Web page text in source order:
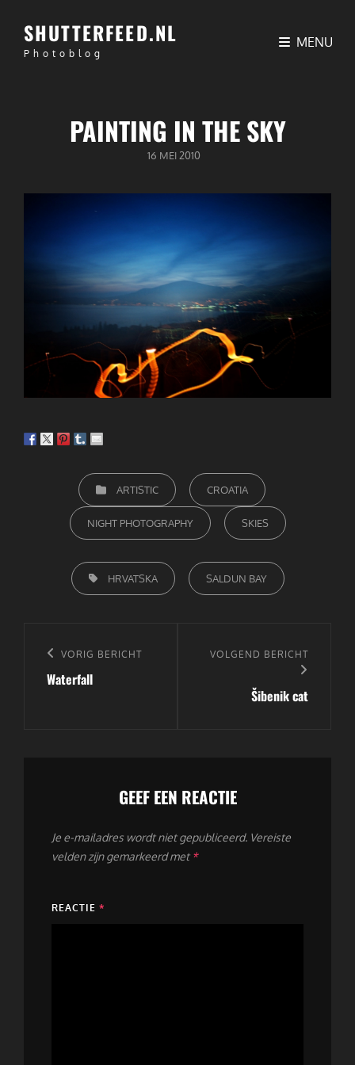
SHUTTERFEED.NL
Photoblog
MENU
PAINTING IN THE SKY
GEPUBLICEERD
16 MEI 2010
CATEGORIEËN
ARTISTIC CROATIA
NIGHT PHOTOGRAPHY SKIES
TAGS,
HRVATSKA SALDUN BAY
navigatie
Vorig
bericht
VORIG BERICHT
Waterfall
Volgend
VOLGEND BERICHT
Šibenik cat
GEEF EEN REACTIE
Je e-mailadres wordt niet gepubliceerd. Vereiste
velden zijn gemarkeerd met *
REACTIE *